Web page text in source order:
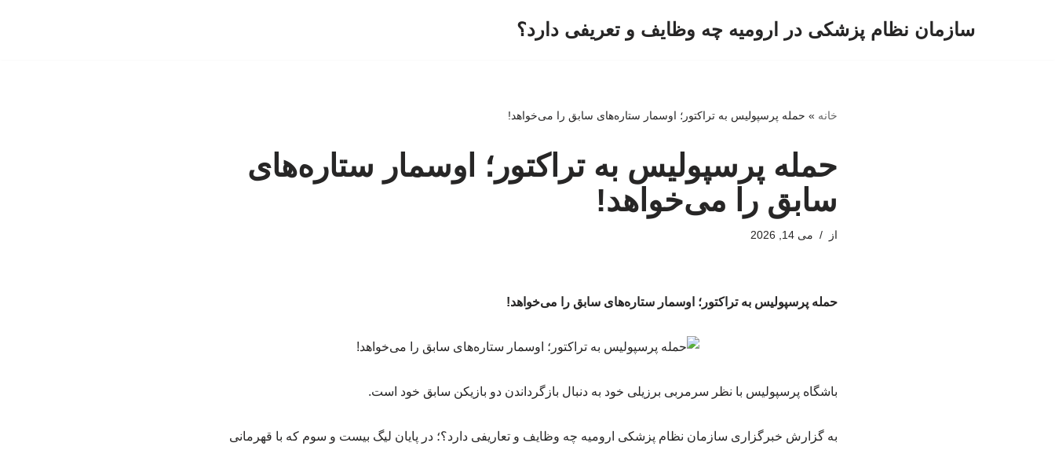
سازمان نظام پزشکی در ارومیه چه وظایف و تعریفی دارد؟
خانه » حمله پرسپولیس به تراکتور؛ اوسمار ستاره‌های سابق را می‌خواهد!
حمله پرسپولیس به تراکتور؛ اوسمار ستاره‌های
سابق را می‌خواهد!
از می 14, 2026
حمله پرسپولیس به تراکتور؛ اوسمار ستاره‌های سابق را می‌خواهد!
باشگاه پرسپولیس با نظر سرمربی برزیلی خود به دنبال بازگرداندن دو بازیکن سابق خود است.
به گزارش خبرگزاری سازمان نظام پزشکی ارومیه چه وظایف و تعاریفی دارد؟؛ در پایان لیگ بیست و سوم که با قهرمانی